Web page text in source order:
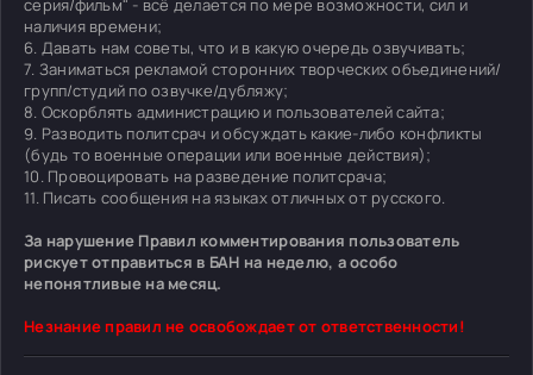
серия/фильм" - всё делается по мере возможности, сил и
наличия времени;
6. Давать нам советы, что и в какую очередь озвучивать;
7. Заниматься рекламой сторонних творческих объединений/
групп/студий по озвучке/дубляжу;
8. Оскорблять администрацию и пользователей сайта;
9. Разводить политсрач и обсуждать какие-либо конфликты
(будь то военные операции или военные действия);
10. Провоцировать на разведение политсрача;
11. Писать сообщения на языках отличных от русского.
За нарушение Правил комментирования пользователь
рискует отправиться в БАН на неделю, а особо
непонятливые на месяц.
Незнание правил не освобождает от ответственности!